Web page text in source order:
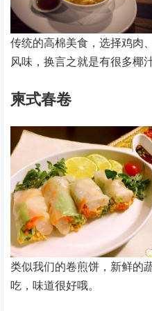
传统的高棉美食，选择鸡肉
风味，换言之就是有很多椰
柬式春卷
类似我们的卷煎饼，新鲜的
吃，味道很好哦。